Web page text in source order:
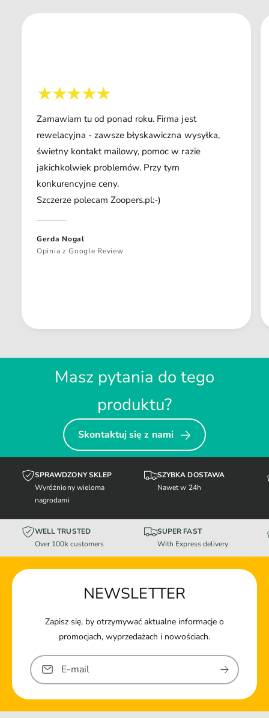
Zamawiam tu od ponad roku. Firma jest
rewelacyjna - zawsze błyskawiczna wysyłka,
świetny kontakt mailowy, pomoc w razie
jakichkolwiek problemów. Przy tym
konkurencyjne ceny.
Szczerze polecam Zoopers.pl:-)
Gerda Nogal
Opinia z Google Review
Masz pytania do tego
produktu?
Skontaktuj się z nami
SPRAWDZONY SKLEP
Wyróżniony wieloma
nagrodami
SZYBKA DOSTAWA
Nawet w 24h
WELL TRUSTED
Over 100k customers
SUPER FAST
With Express delivery
NEWSLETTER
Zapisz się, by otrzymywać aktualne informacje o
promocjach, wyprzedażach i nowościach.
E-mail